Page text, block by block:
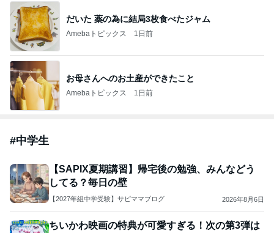
だいた 薬の為に結局3枚食べたジャム
Amebaトピックス 1日前
お母さんへのお土産ができたこと
Amebaトピックス 1日前
#中学生
【SAPIX夏期講習】帰宅後の勉強、みんなどう
してる？毎日の壁
【2027年組中学受験】サピママブログ 2026年8月6日
ちいかわ映画の特典が可愛すぎる！次の第3弾は